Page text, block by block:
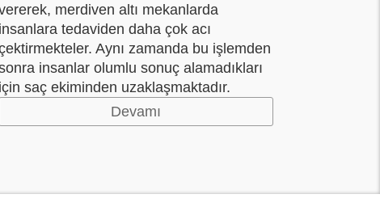
merdiven altı mekanlarda
insanlara tedaviden daha çok acı
Aynı zamanda bu işlemden
insanlar olumlu sonuç alamadıkları
için saç ekiminden uzaklaşmaktadır.
Devamı